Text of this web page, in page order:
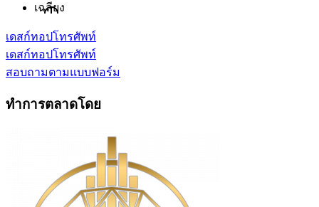
เฉลียง
เดสก์ทอปโทรศัพท์
เดสก์ทอปโทรศัพท์
สอบถามตามแบบฟอร์ม
ทำการตลาดโดย